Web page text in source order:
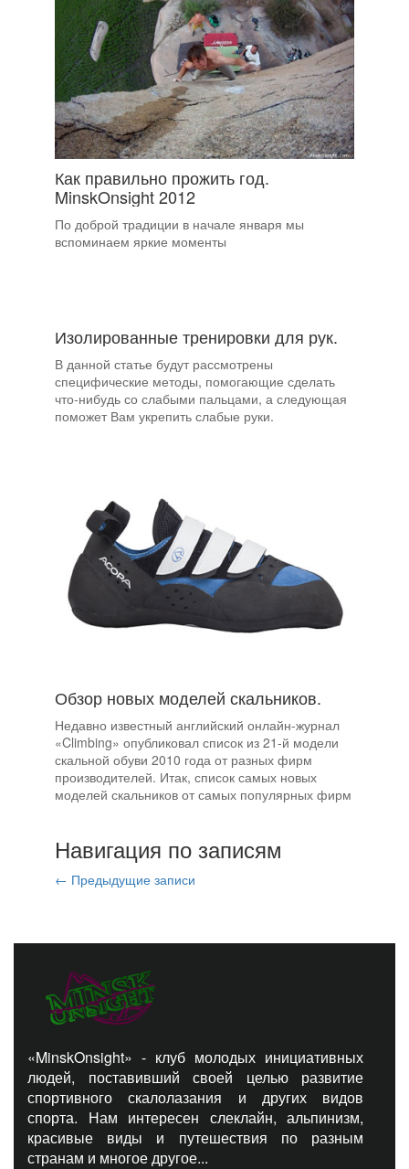
Как правильно прожить год.
MinskOnsight 2012
По доброй традиции в начале января мы
вспоминаем яркие моменты
Изолированные тренировки для рук.
В данной статье будут рассмотрены
специфические методы, помогающие сделать
что-нибудь со слабыми пальцами, а следующая
поможет Вам укрепить слабые руки.
Обзор новых моделей скальников.
Недавно известный английский онлайн-журнал
«Climbing» опубликовал список из 21-й модели
скальной обуви 2010 года от разных фирм
производителей. Итак, список самых новых
моделей скальников от самых популярных фирм
Навигация по записям
← Предыдущие записи
«MinskOnsight» - клуб молодых инициативных
людей, поставивший своей целью развитие
спортивного скалолазания и других видов
спорта. Нам интересен слеклайн, альпинизм,
красивые виды и путешествия по разным
странам и многое другое...